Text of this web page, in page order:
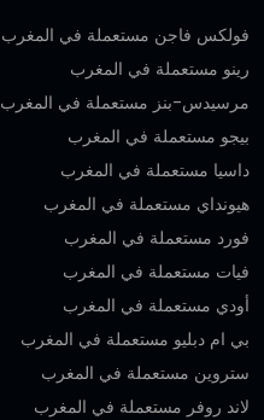
فولكس فاجن مستعملة في المغرب
رينو مستعملة في المغرب
مرسيدس-بنز مستعملة في المغرب
بيجو مستعملة في المغرب
داسيا مستعملة في المغرب
هيونداي مستعملة في المغرب
فورد مستعملة في المغرب
فيات مستعملة في المغرب
أودي مستعملة في المغرب
بي ام دبليو مستعملة في المغرب
ستروين مستعملة في المغرب
لاند روفر مستعملة في المغرب